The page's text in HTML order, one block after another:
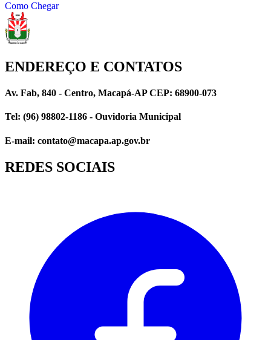
Como Chegar
ENDEREÇO E CONTATOS
Av. Fab, 840 - Centro, Macapá-AP CEP: 68900-073
Tel: (96) 98802-1186 - Ouvidoria Municipal
E-mail: contato@macapa.ap.gov.br
REDES SOCIAIS